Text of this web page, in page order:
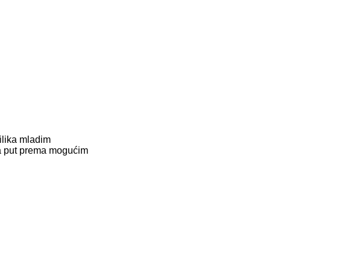
mladim
prema mogućim